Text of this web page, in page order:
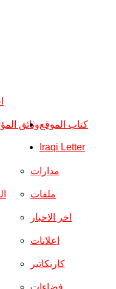
وثائق
مدارات
ملفات
اخر الاخبار
اعلانات
كاريكاتير
فضاءات
كتاب الموقع
Iraqi Letter